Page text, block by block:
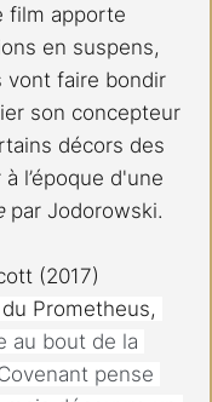
film apporte
en suspens,
vont faire bondir
son concepteur
décors des
l’époque d'une
par Jodorowski.
(2017)
Prometheus,
au bout de la
pense